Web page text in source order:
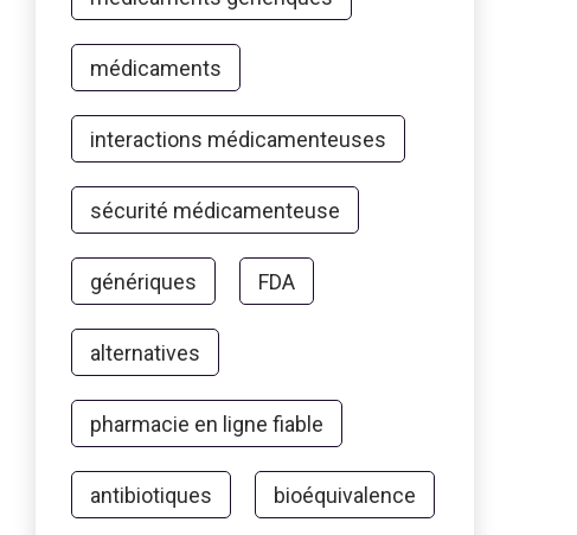
médicaments
interactions médicamenteuses
sécurité médicamenteuse
génériques FDA
alternatives
pharmacie en ligne fiable
antibiotiques bioéquivalence